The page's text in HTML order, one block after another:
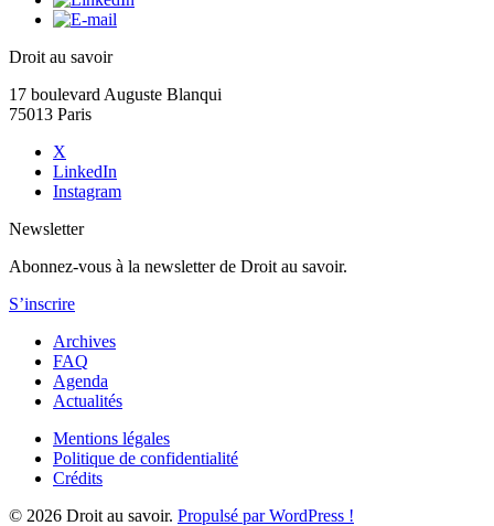
Droit au savoir
17 boulevard Auguste Blanqui
75013 Paris
X
LinkedIn
Instagram
Newsletter
Abonnez-vous à la newsletter de Droit au savoir.
S’inscrire
Archives
FAQ
Agenda
Actualités
Mentions légales
Politique de confidentialité
Crédits
© 2026 Droit au savoir. Propulsé par WordPress !